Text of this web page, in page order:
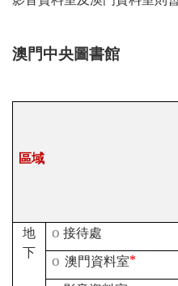
澳門中央圖書館
區域
地
下
o 接待處
o 澳門資料室*